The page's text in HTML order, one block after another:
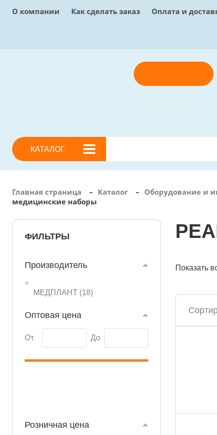
О компании Как сделать заказ Оплата и
КАТАЛОГ
Главная страница – Каталог – Оборудование и
медицинские наборы
ФИЛЬТРЫ
Производитель
МЕДПЛАНТ (18)
Оптовая цена
От До
Розничная цена
Показать